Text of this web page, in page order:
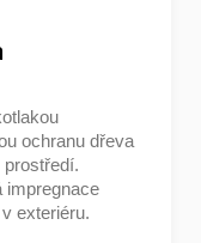
ochranu dřeva
impregnace
exteriéru.